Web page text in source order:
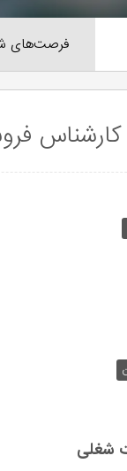
فرصت‌های
کارشناس
شغلی